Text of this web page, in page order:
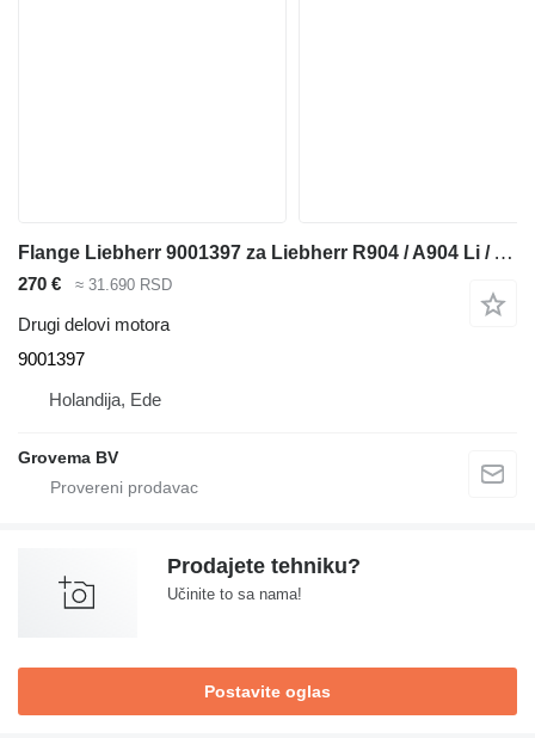
Flange Liebherr 9001397 za Liebherr R904 / A904 Li / A900C Li / A900B Li / A932 Li / A944B Li / R900C Li / R932 Li / R944C Li / R900B Li / R934 / R944 / A944 Li / R944B bagera
270 € ≈ 31.690 RSD
Drugi delovi motora
9001397
Holandija, Ede
Grovema BV
Prodajete tehniku?
Učinite to sa nama!
Postavite oglas